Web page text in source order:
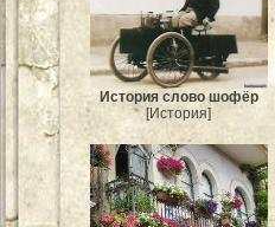
История слово шофёр
[История]